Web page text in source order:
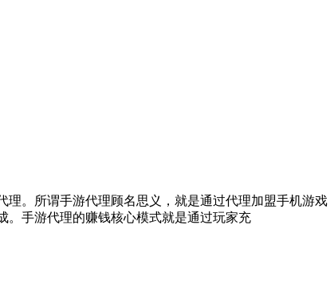
。所谓手游代理顾名思义，就是通过代理加盟手机游戏
。手游代理的赚钱核心模式就是通过玩家充